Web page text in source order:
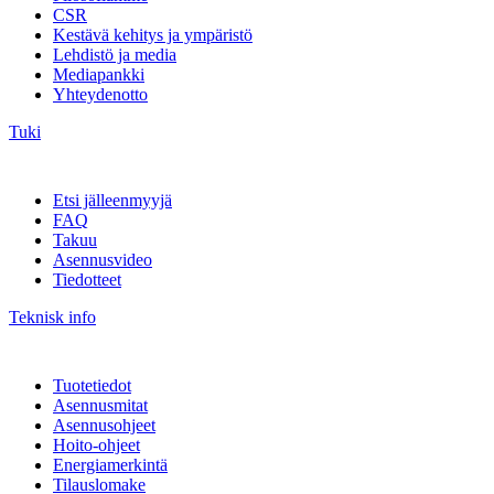
CSR
Kestävä kehitys ja ympäristö
Lehdistö ja media
Mediapankki
Yhteydenotto
Tuki
Etsi jälleenmyyjä
FAQ
Takuu
Asennusvideo
Tiedotteet
Teknisk info
Tuotetiedot
Asennusmitat
Asennusohjeet
Hoito-ohjeet
Energiamerkintä
Tilauslomake